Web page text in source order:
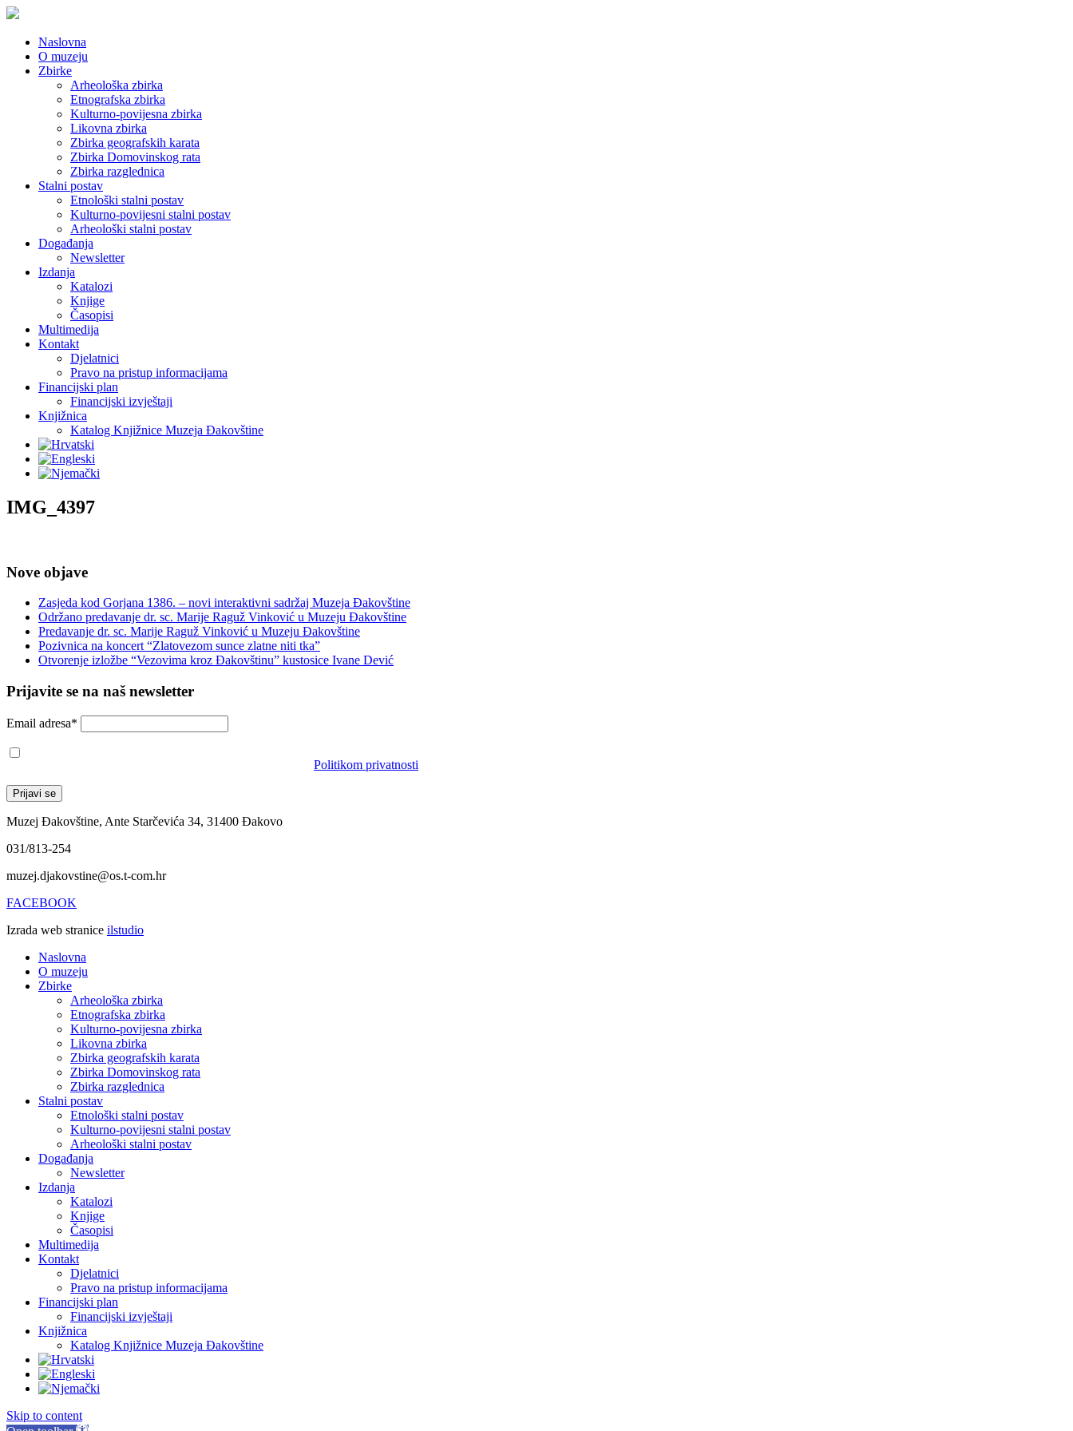
Naslovna
O muzeju
Zbirke
Arheološka zbirka
Etnografska zbirka
Kulturno-povijesna zbirka
Likovna zbirka
Zbirka geografskih karata
Zbirka Domovinskog rata
Zbirka razglednica
Stalni postav
Etnološki stalni postav
Kulturno-povijesni stalni postav
Arheološki stalni postav
Događanja
Newsletter
Izdanja
Katalozi
Knjige
Časopisi
Multimedija
Kontakt
Djelatnici
Pravo na pristup informacijama
Financijski plan
Financijski izvještaji
Knjižnica
Katalog Knjižnice Muzeja Đakovštine
IMG_4397
Nove objave
Zasjeda kod Gorjana 1386. – novi interaktivni sadržaj Muzeja Đakovštine
Održano predavanje dr. sc. Marije Raguž Vinković u Muzeju Đakovštine
Predavanje dr. sc. Marije Raguž Vinković u Muzeju Đakovštine
Pozivnica na koncert “Zlatovezom sunce zlatne niti tka”
Otvorenje izložbe “Vezovima kroz Đakovštinu” kustosice Ivane Dević
Prijavite se na naš newsletter
Email adresa*
Politikom privatnosti
Muzej Đakovštine, Ante Starčevića 34, 31400 Đakovo
031/813-254
muzej.djakovstine@os.t-com.hr
FACEBOOK
Izrada web stranice ilstudio
Naslovna
O muzeju
Zbirke
Arheološka zbirka
Etnografska zbirka
Kulturno-povijesna zbirka
Likovna zbirka
Zbirka geografskih karata
Zbirka Domovinskog rata
Zbirka razglednica
Stalni postav
Etnološki stalni postav
Kulturno-povijesni stalni postav
Arheološki stalni postav
Događanja
Newsletter
Izdanja
Katalozi
Knjige
Časopisi
Multimedija
Kontakt
Djelatnici
Pravo na pristup informacijama
Financijski plan
Financijski izvještaji
Knjižnica
Katalog Knjižnice Muzeja Đakovštine
Skip to content